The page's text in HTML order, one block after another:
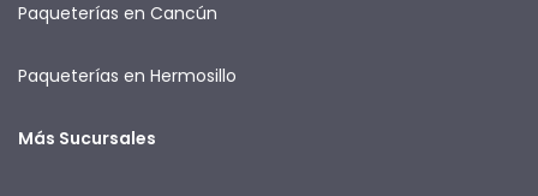
Paqueterías en Cancún
Paqueterías en Hermosillo
Más Sucursales